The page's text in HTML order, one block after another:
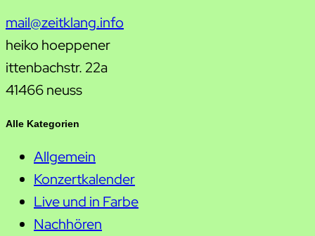
mail@zeitklang.info
heiko hoeppener
ittenbachstr. 22a
41466 neuss
Alle Kategorien
Allgemein
Konzertkalender
Live und in Farbe
Nachhören